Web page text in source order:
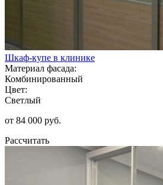
Шкаф-купе в клинике
Материал фасада:
Комбинированный
Цвет:
Светлый
от 84 000 руб.
Рассчитать